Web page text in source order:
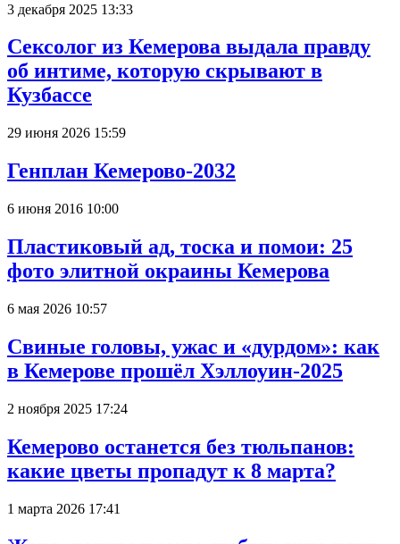
3 декабря 2025 13:33
Сексолог из Кемерова выдала правду
об интиме, которую скрывают в
Кузбассе
29 июня 2026 15:59
Генплан Кемерово-2032
6 июня 2016 10:00
Пластиковый ад, тоска и помои: 25
фото элитной окраины Кемерова
6 мая 2026 10:57
Свиные головы, ужас и «дурдом»: как
в Кемерове прошёл Хэллоуин-2025
2 ноября 2025 17:24
Кемерово останется без тюльпанов:
какие цветы пропадут к 8 марта?
1 марта 2026 17:41